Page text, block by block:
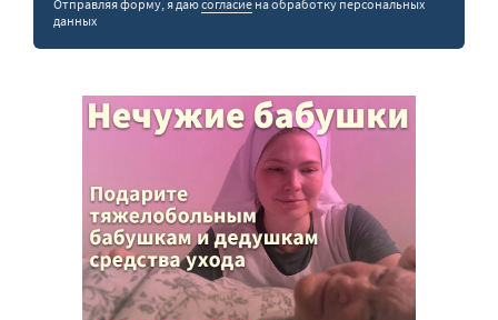
Отправляя форму, я даюсогласие на обработку персональных
данных